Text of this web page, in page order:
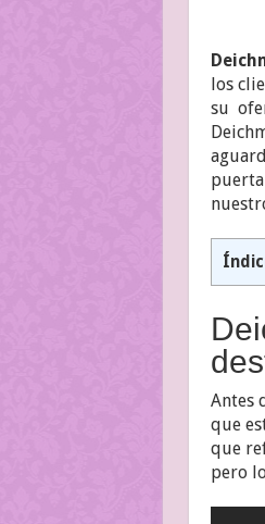
los
su
Antes
que
que
pero